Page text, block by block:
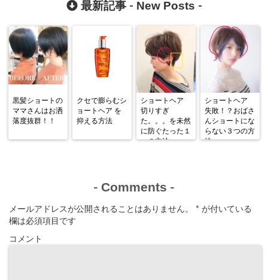
最新記事 - New Posts -
黒髪ショートの
ママさんはお洒
落度抜群！！
クセで膨らむシ
ョートヘア を
抑える方法
ショートヘア
切りすぎ
た。。。を未然
に防ぐたった１
つの方法
ショートヘア
失敗！？おばさ
んショートにな
らない３つの方
法
- Comments -
メールアドレスが公開されることはありません。 * が付いている
欄は必須項目です
コメント